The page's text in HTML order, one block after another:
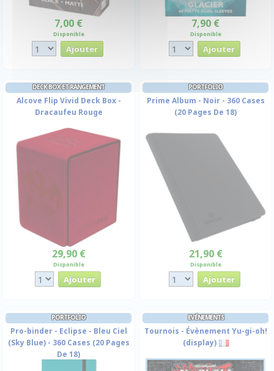
7,00 €
Disponible
7,90 €
Disponible
DECK BOX ET RANGEMENT
Alcove Flip Vivid Deck Box -
Dracaufeu Rouge
29,90 €
Disponible
PORTFOLIO
Prime Album - Noir - 360 Cases
(20 Pages De 18)
21,90 €
Disponible
PORTFOLIO
Pro-binder - Eclipse - Bleu Ciel
(Sky Blue) - 360 Cases (20 Pages
De 18)
EVÉNEMENTS
Tournois - Évènement Yu-gi-oh!
(display)